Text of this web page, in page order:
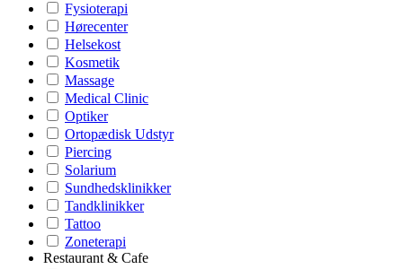
Fysioterapi
Hørecenter
Helsekost
Kosmetik
Massage
Medical Clinic
Optiker
Ortopædisk Udstyr
Piercing
Solarium
Sundhedsklinikker
Tandklinikker
Tattoo
Zoneterapi
Restaurant & Cafe